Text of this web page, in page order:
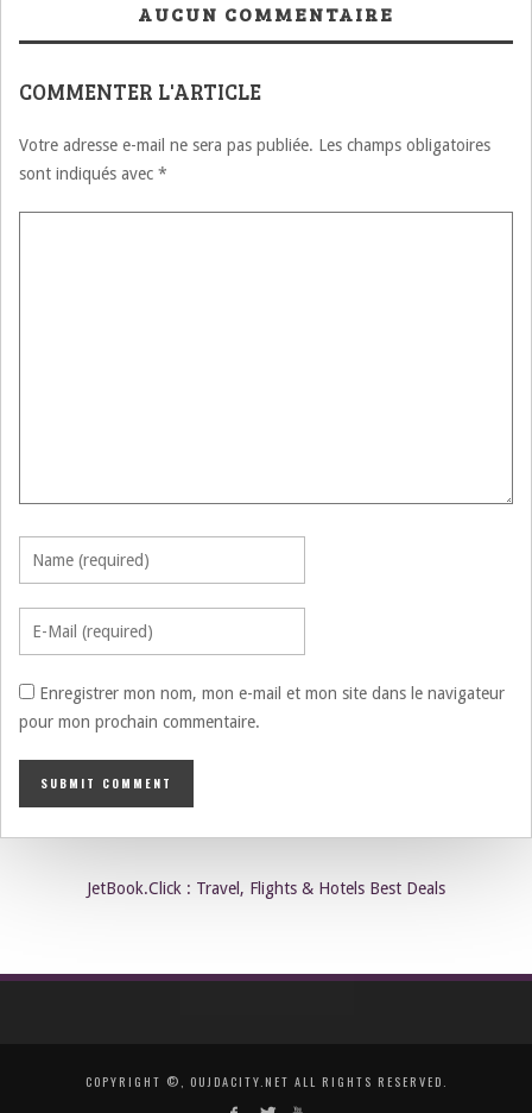
AUCUN COMMENTAIRE
COMMENTER L'ARTICLE
Votre adresse e-mail ne sera pas publiée. Les champs obligatoires
sont indiqués avec *
Enregistrer mon nom, mon e-mail et mon site dans le navigateur
pour mon prochain commentaire.
JetBook.Click : Travel, Flights & Hotels Best Deals
COPYRIGHT ©, OUJDACITY.NET ALL RIGHTS RESERVED.